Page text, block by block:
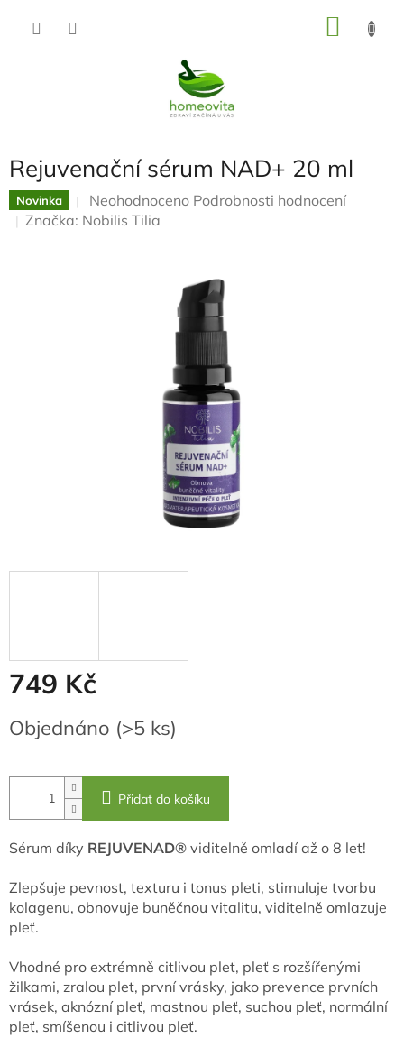
Rejuvenační sérum NAD+ 20 ml
Novinka
Průměrné
hodnocení
Neohodnoceno Podrobnosti hodnocení
Značka: Nobilis Tilia
749 Kč
Měrná
cena:
Objednáno (>5 ks)
Přidat do košíku
Sérum díky REJUVENAD® viditelně omladí až o 8 let!
Zlepšuje pevnost, texturu i tonus pleti, stimuluje tvorbu
kolagenu, obnovuje buněčnou vitalitu, viditelně omlazuje
pleť.
Vhodné pro extrémně citlivou pleť, pleť s rozšířenými
žilkami, zralou pleť, první vrásky, jako prevence prvních
vrásek, aknózní pleť, mastnou pleť, suchou pleť, normální
pleť, smíšenou i citlivou pleť.